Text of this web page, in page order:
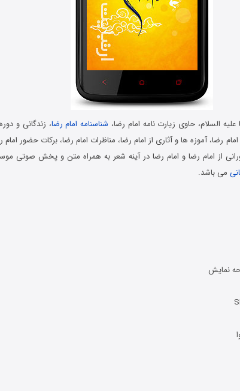
السلام، حاوی زیارت نامه امام رضا، شناسنامه امام رضا، زندگانی و
رضا، آموزه ها و آثاری از امام رضا، مناظرات امام رضا، برکات حضور امام
از امام رضا و امام رضا در آینه شعر به همراه متن و پخش صوتی
می باشد.
نمایش